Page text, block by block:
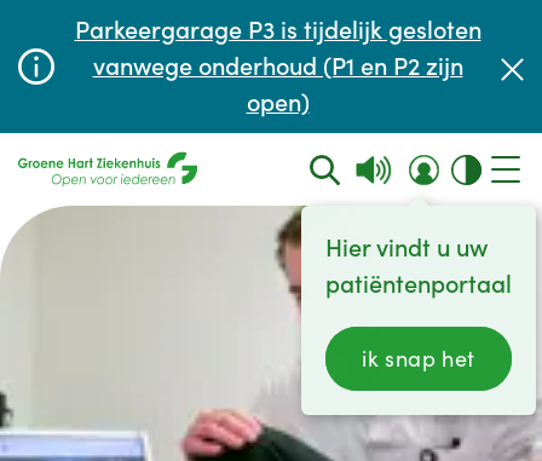
Parkeergarage P3 is tijdelijk gesloten
vanwege onderhoud (P1 en P2 zijn
open)
Hier vindt u uw
patiëntenportaal
ik snap het
Wachttijden